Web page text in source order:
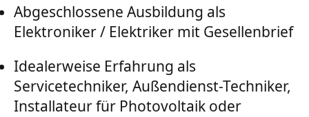
Abgeschlossene Ausbildung als
Elektroniker / Elektriker mit Gesellenbrief
Idealerweise Erfahrung als
Servicetechniker, Außendienst-Techniker,
Installateur für Photovoltaik oder